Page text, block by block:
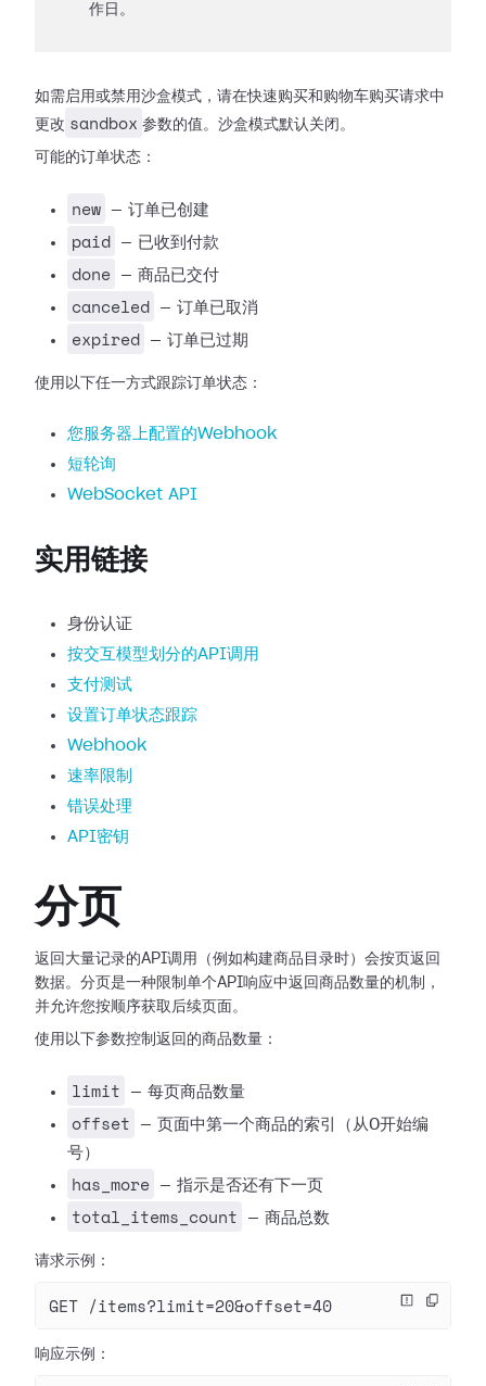
作日。
如需启用或禁用沙盒模式，请在快速购买和购物车购买请求中
更改 sandbox 参数的值。沙盒模式默认关闭。
可能的订单状态：
new — 订单已创建
paid — 已收到付款
done — 商品已交付
canceled — 订单已取消
expired — 订单已过期
使用以下任一方式跟踪订单状态：
您服务器上配置的Webhook
短轮询
WebSocket API
实用链接
身份认证
按交互模型划分的API调用
支付测试
设置订单状态跟踪
Webhook
速率限制
错误处理
API密钥
分页
返回大量记录的API调用（例如构建商品目录时）会按页返回
数据。分页是一种限制单个API响应中返回商品数量的机制，
并允许您按顺序获取后续页面。
使用以下参数控制返回的商品数量：
limit — 每页商品数量
offset
— 页面中第一个商品的索引（从0开始编
号）
has_more — 指示是否还有下一页
total_items_count — 商品总数
请求示例：
GET /items?limit=20&offset=40
响应示例：